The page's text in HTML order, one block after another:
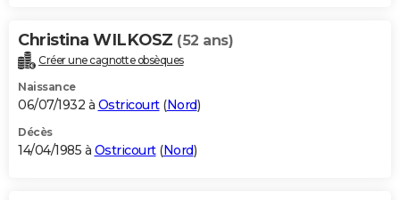
Christina WILKOSZ (52 ans)
Créer une cagnotte obsèques
Naissance
06/07/1932 à Ostricourt(Nord)
Décès
14/04/1985 à Ostricourt(Nord)